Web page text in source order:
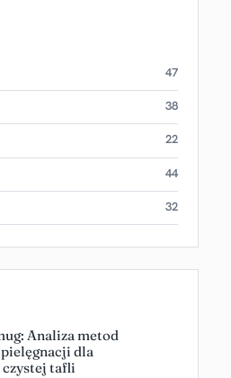
47
38
22
44
32
Analiza metod
dla
tafli